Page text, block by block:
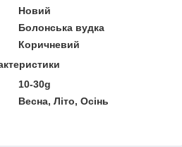
Новий
Болонська вудка
Коричневий
10-30g
Весна, Літо, Осінь